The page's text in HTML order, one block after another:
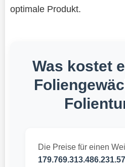
optimale Produkt.
Was kostet
Die Preise für einen